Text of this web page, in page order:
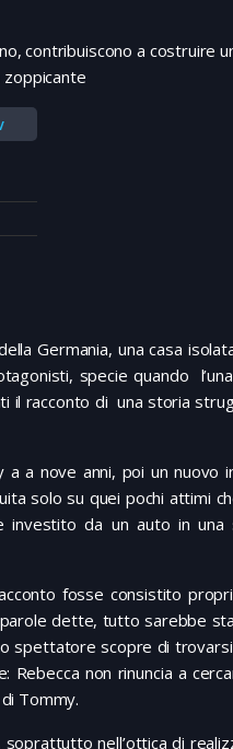
contribuiscono a costruire
Germania, una casa
specie quando
il racconto di una storia
a nove anni, poi un nuovo
solo su quei pochi attimi
investito da un auto in
fosse consistito
dette, tutto sarebbe
spettatore scopre di
Rebecca non rinuncia a
Tommy.
nell’ottica di